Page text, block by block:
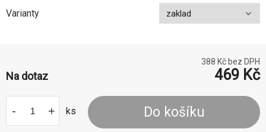
Varianty
388 Kč bez DPH
Na dotaz 469 Kč
- + ks Do košíku